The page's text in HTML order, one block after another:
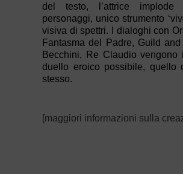
del testo, l’attrice
personaggi, unico strumento
visiva di spettri. I dialoghi con
Fantasma del Padre, Guild and
Becchini, Re Claudio vengono
duello eroico possibile, quello
stesso.
[maggiori informazioni sulla